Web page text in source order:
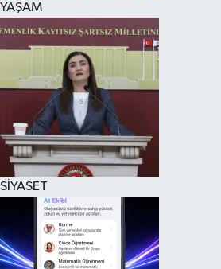
YAŞAM
SİYASET